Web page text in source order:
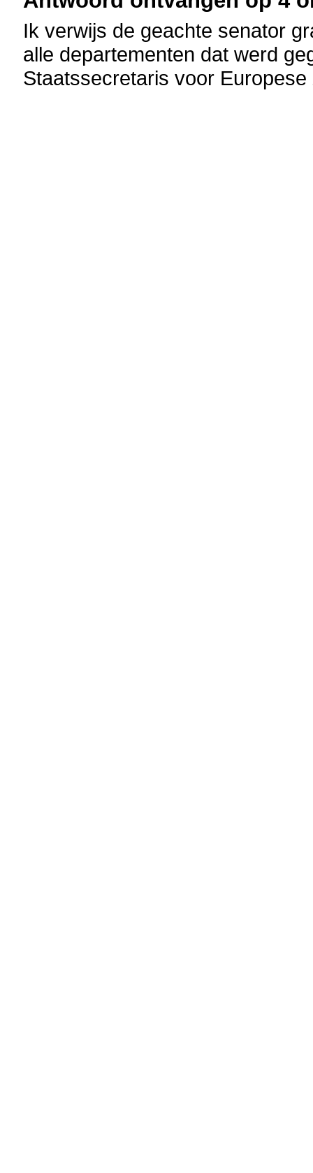
Ik verwijs de geachte senator
alle departementen dat werd
Staatssecretaris voor